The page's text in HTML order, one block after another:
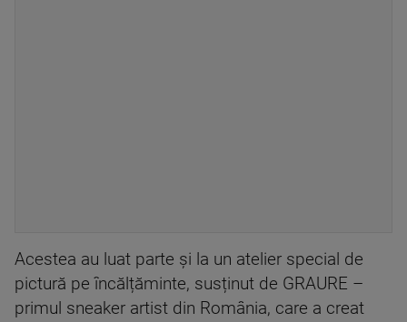
Acestea au luat parte și la un atelier special de
pictură pe încălțăminte, susținut de GRAURE –
primul sneaker artist din România, care a creat